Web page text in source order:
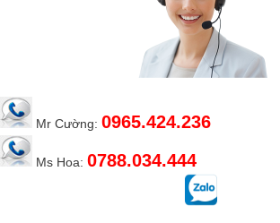
Mr Cường: 0965.424.236
Ms Hoa: 0788.034.444